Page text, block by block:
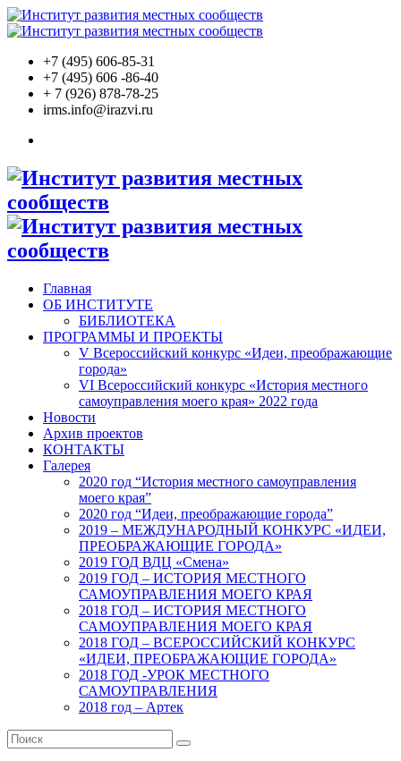
+7 (495) 606-85-31
+7 (495) 606 -86-40
+ 7 (926) 878-78-25
irms.info@irazvi.ru
Главная
ОБ ИНСТИТУТЕ
БИБЛИОТЕКА
ПРОГРАММЫ И ПРОЕКТЫ
V Всероссийский конкурс «Идеи, преображающие
города»
VI Всероссийский конкурс «История местного
самоуправления моего края» 2022 года
Новости
Архив проектов
КОНТАКТЫ
Галерея
2020 год “История местного самоуправления
моего края”
2020 год “Идеи, преображающие города”
2019 – МЕЖДУНАРОДНЫЙ КОНКУРС «ИДЕИ,
ПРЕОБРАЖАЮЩИЕ ГОРОДА»
2019 ГОД ВДЦ «Смена»
2019 ГОД – ИСТОРИЯ МЕСТНОГО
САМОУПРАВЛЕНИЯ МОЕГО КРАЯ
2018 ГОД – ИСТОРИЯ МЕСТНОГО
САМОУПРАВЛЕНИЯ МОЕГО КРАЯ
2018 ГОД – ВСЕРОССИЙСКИЙ КОНКУРС
«ИДЕИ, ПРЕОБРАЖАЮЩИЕ ГОРОДА»
2018 ГОД -УРОК МЕСТНОГО
САМОУПРАВЛЕНИЯ
2018 год – Артек